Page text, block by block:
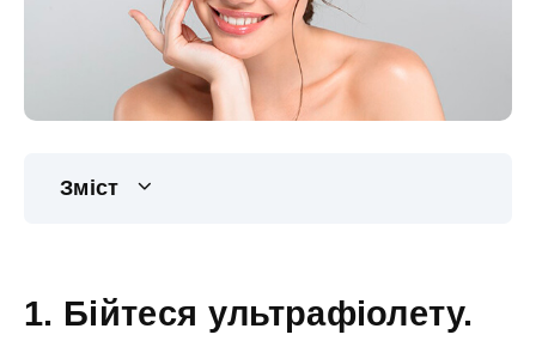
Зміст
1. Бійтеся ультрафіолету.